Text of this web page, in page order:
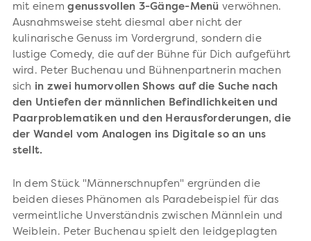
mit einemgenussvollen 3-Gänge-Menü verwöhnen.
Ausnahmsweise steht diesmal aber nicht der
kulinarische Genuss im Vordergrund, sondern die
lustige Comedy, die auf der Bühne für Dich aufgeführt
wird. Peter Buchenau und Bühnenpartnerin machen
sich in zwei humorvollen Shows auf die Suche nach
den Untiefen der männlichen Befindlichkeiten und
Paarproblematiken und den Herausforderungen, die
der Wandel vom Analogen ins Digitale so an uns
stellt.
In dem Stück "Männerschnupfen" ergründen die
beiden dieses Phänomen als Paradebeispiel für das
vermeintliche Unverständnis zwischen Männlein und
Weiblein. Peter Buchenau spielt den leidgeplagten